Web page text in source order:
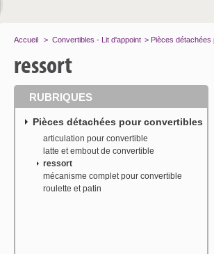
Accueil > Convertibles - Lit d'appoint > Pièces détachées
ressort
RUBRIQUES
Pièces détachées pour convertibles
articulation pour convertible
latte et embout de convertible
ressort
mécanisme complet pour convertible
roulette et patin